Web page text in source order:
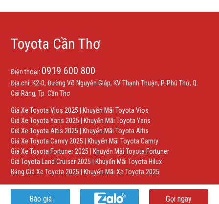
Toyota Cần Thơ
Điện thoại: 0919 600 800
Địa chỉ: K2-0, Đường Võ Nguyên Giáp, KV Thạnh Thuận, P. Phú Thứ, Q.
Cái Răng, Tp. Cần Thơ
Giá Xe Toyota Vios 2025
Khuyến Mãi Toyota Vios
Giá Xe Toyota Yaris 2025
Khuyến Mãi Toyota Yaris
Giá Xe Toyota Altis 2025
Khuyến Mãi Toyota Altis
Giá Xe Toyota Camry 2025
Khuyến Mãi Toyota Camry
Giá Xe Toyota Fortuner 2025
Khuyến Mãi Toyota Fortuner
Giá Toyota Land Cruiser 2025
Khuyến Mãi Toyota Hilux
Bảng Giá Xe Toyota 2025
Khuyến Mãi Xe Toyota 2025
Báo giá Gọi ngay